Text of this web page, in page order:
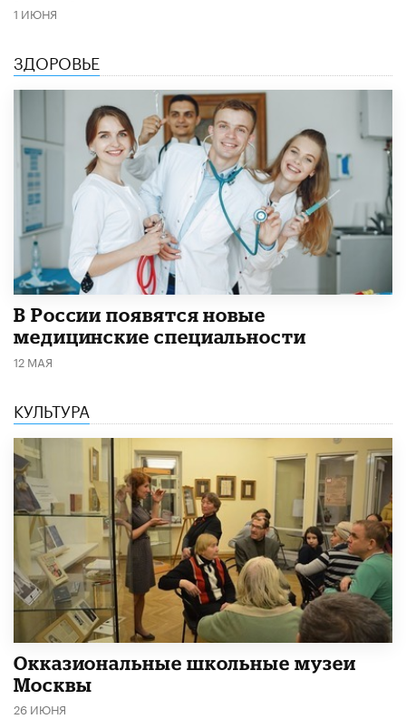
1 ИЮНЯ
ЗДОРОВЬЕ
В России появятся новые
медицинские специальности
12 МАЯ
КУЛЬТУРА
​Окказиональные школьные музеи
Москвы
26 ИЮНЯ